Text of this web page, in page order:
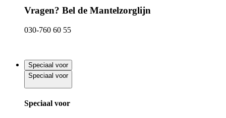
Vragen? Bel de Mantelzorglijn
030-760 60 55
Speciaal voor
Speciaal voor
Speciaal voor